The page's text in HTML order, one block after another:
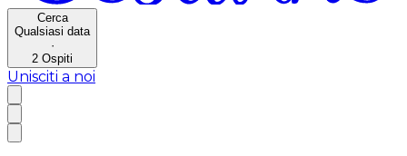
Cerca
Qualsiasi data
·
2 Ospiti
Unisciti a noi